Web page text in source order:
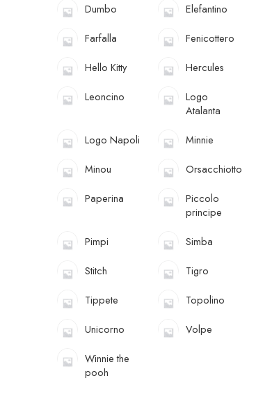
Dumbo
Elefantino
Farfalla
Fenicottero
Hello Kitty
Hercules
Leoncino
Logo
Atalanta
Logo Napoli
Minnie
Minou
Orsacchiotto
Paperina
Piccolo
principe
Pimpi
Simba
Stitch
Tigro
Tippete
Topolino
Unicorno
Volpe
Winnie the
pooh